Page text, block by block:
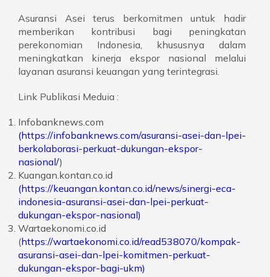
Asuransi Asei terus berkomitmen untuk hadir
memberikan kontribusi bagi peningkatan
perekonomian Indonesia, khususnya dalam
meningkatkan kinerja ekspor nasional melalui
layanan asuransi keuangan yang terintegrasi.
Link Publikasi Meduia :
Infobanknews.com
(https://infobanknews.com/asuransi-asei-dan-lpei-
berkolaborasi-perkuat-dukungan-ekspor-
nasional/)
Kuangan.kontan.co.id
(https://keuangan.kontan.co.id/news/sinergi-eca-
indonesia-asuransi-asei-dan-lpei-perkuat-
dukungan-ekspor-nasional)
Wartaekonomi.co.id
(https://wartaekonomi.co.id/read538070/kompak-
asuransi-asei-dan-lpei-komitmen-perkuat-
dukungan-ekspor-bagi-ukm)